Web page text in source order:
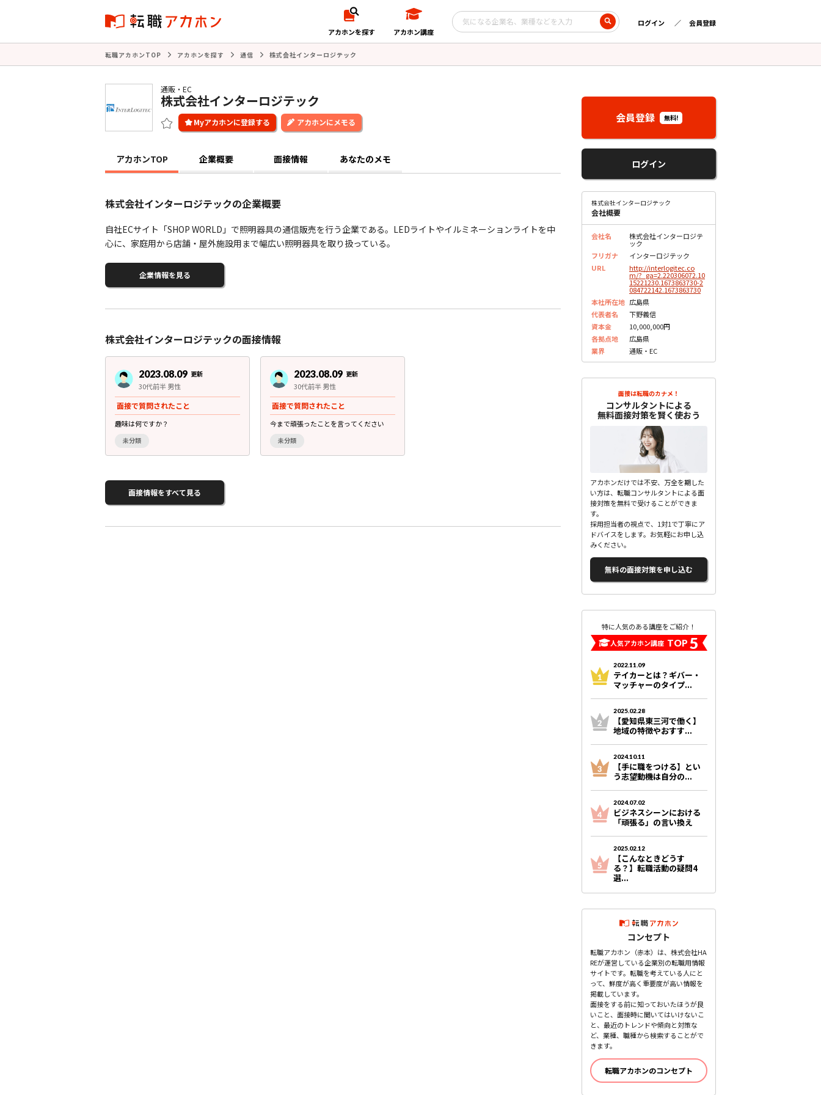
アカホンを探す アカホン講座
ログイン 会員登録
転職アカホンTOP アカホンを探す 通信 株式会社インターロジテック
通販・EC
株式会社インターロジテック
アカホンにメモる
アカホンTOP 企業概要 面接情報 あなたのメモ
株式会社インターロジテックの企業概要
自社ECサイト「SHOP WORLD」で照明器具の通信販売を行う企業である。LEDライトやイルミネーションライトを中
心に、家庭用から店舗・屋外施設用まで幅広い照明器具を取り扱っている。
企業情報を見る
株式会社インターロジテックの面接情報
2023.08.09 更新
30代前半 男性
面接で質問されたこと
趣味は何ですか？
未分類
2023.08.09 更新
30代前半 男性
面接で質問されたこと
今まで頑張ったことを言ってください
未分類
面接情報をすべて見る
会員登録 無料!
ログイン
株式会社インターロジテック
会社概要
会社名 株式会社インターロジテ
ック
フリガナ
インターロジテック
URL
http://interlogitec.co
m/?_ga=2.220306072.10
15221230.1673863730-2
084722142.1673863730
本社所在地 広島県
代表者名
下野義信
資本金
10,000,000円
各拠点地
広島県
業界
通販・EC
面接は転職のカナメ！
コンサルタントによる
無料面接対策を賢く使おう
アカホンだけでは不安、万全を期した
い方は、転職コンサルタントによる面
接対策を無料で受けることができま
す。
採用担当者の視点で、1対1で丁寧にア
ドバイスをします。お気軽にお申し込
みください。
無料の面接対策を申し込む
特に人気のある講座をご紹介！
人気アカホン講座 TOP 5
2022.11.09
テイカーとは？ギバー・
マッチャーのタイプ...
2025.02.28
【愛知県東三河で働く】
地域の特徴やおすす...
2024.10.11
【手に職をつける】とい
う志望動機は自分の...
2024.07.02
ビジネスシーンにおける
「頑張る」の言い換え
2025.02.12
【こんなときどうす
る？】転職活動の疑問4
選...
コンセプト
転職アカホン（赤本）は、株式会社HA
REが運営している企業別の転職用情報
サイトです。転職を考えている人にと
って、鮮度が高く重要度が高い情報を
掲載しています。
面接をする前に知っておいたほうが良
いこと、面接時に聞いてはいけないこ
と、最近のトレンドや傾向と対策な
ど、業種、職種から検索することがで
きます。
転職アカホンのコンセプト